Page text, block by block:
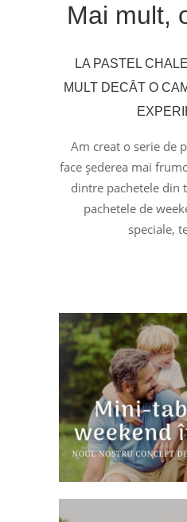
Mai mult,
LA PASTEL
MULT DECÂT O
Am creat o serie de
face șederea mai
dintre pachetele din
pachetele de
speciale,